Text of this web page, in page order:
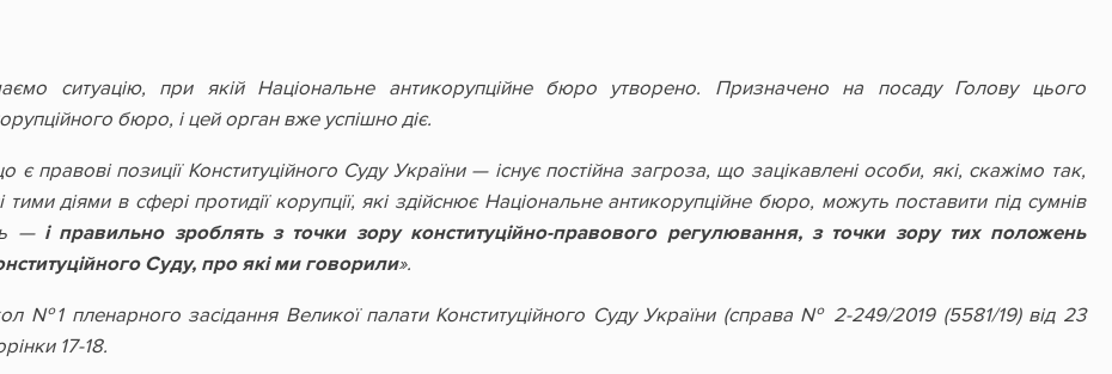
ситуацію, при якій Національне антикорупційне бюро утворено. Призначено на посаду Голову цього
бюро, і цей орган вже успішно діє.
правові позиції Конституційного Суду України — існує постійна загроза, що зацікавлені особи, які, скажімо так,
тими діями в сфері протидії корупції, які здійснює Національне антикорупційне бюро, можуть поставити під сумнів
— і правильно зроблять з точки зору конституційно-правового регулювання, з точки зору тих положень
Суду, про які ми говорили».
№1 пленарного засідання Великої палати Конституційного Суду України (справа № 2-249/2019 (5581/19) від 23
17-18.